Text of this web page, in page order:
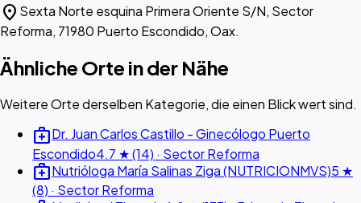
location_on Sexta Norte esquina Primera Oriente S/N, Sector
Reforma, 71980 Puerto Escondido, Oax.
Ähnliche Orte in der Nähe
Weitere Orte derselben Kategorie, die einen Blick wert sind.
medical_servicesDr. Juan Carlos Castillo - Ginecólogo Puerto
Escondido4.7 ★ (14) · Sector Reforma
medical_servicesNutrióloga María Salinas Ziga (NUTRICIONMVS)5 ★
(8) · Sector Reforma